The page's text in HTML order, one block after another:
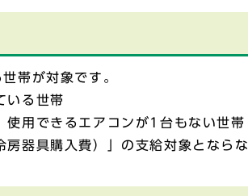
帯が対象です。
いる世帯
用できるエアコンが1台もない世帯
器具購入費）」の支給対象となら